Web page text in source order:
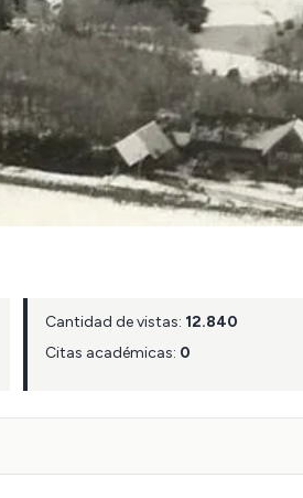
Cantidad de vistas: 12.840
Citas académicas: 0